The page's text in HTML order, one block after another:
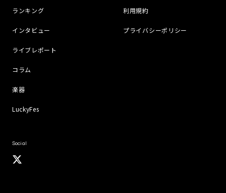
ランキング
インタビュー
ライブレポート
コラム
楽器
LuckyFes
利用規約
プライバシーポリシー
Social